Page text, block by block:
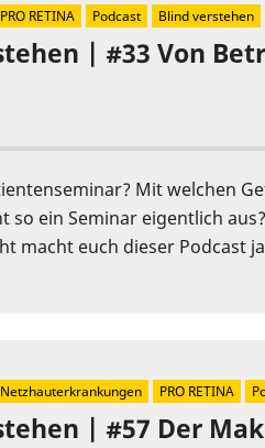
| #33 Von
Mit welchen
so ein Seminar eigentlich
macht euch dieser Podcast
PRO RETINA Podcast Blind verstehen
| #57 Der
Netzhauterkrankungen PRO RETINA